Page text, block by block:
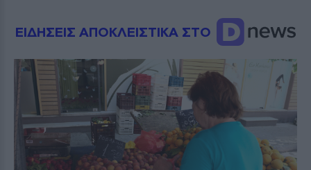
ΕΙΔΗΣΕΙΣ ΑΠΟΚΛΕΙΣΤΙΚΑ ΣΤΟ